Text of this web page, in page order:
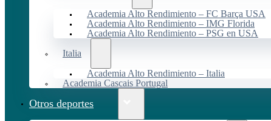
Academia Alto Rendimiento – FC Barça USA
Academia Alto Rendimiento – IMG Florida
Academia Alto Rendimiento – PSG en USA
Italia
Academia Alto Rendimiento – Italia
Academia Cascais Portugal
Otros deportes